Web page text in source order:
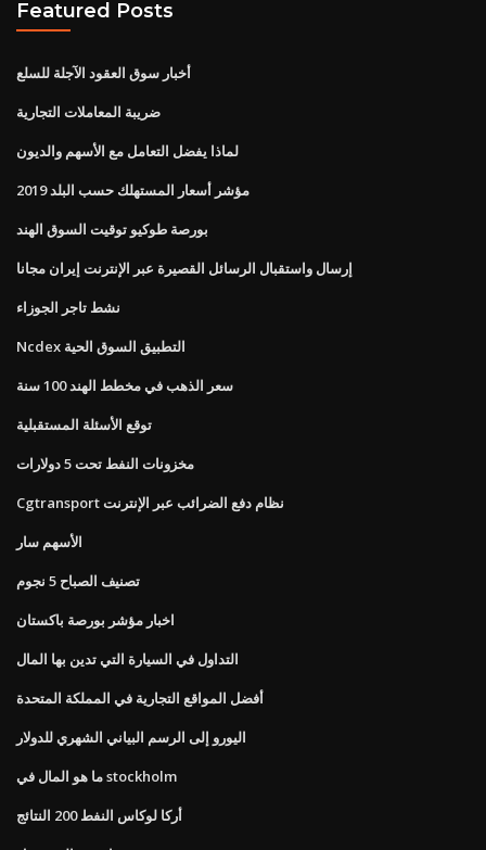
Featured Posts
أخبار سوق العقود الآجلة للسلع
ضريبة المعاملات التجارية
لماذا يفضل التعامل مع الأسهم والديون
مؤشر أسعار المستهلك حسب البلد 2019
بورصة طوكيو توقيت السوق الهند
إرسال واستقبال الرسائل القصيرة عبر الإنترنت إيران مجانا
نشط تاجر الجوزاء
Ncdex التطبيق السوق الحية
سعر الذهب في مخطط الهند 100 سنة
توقع الأسئلة المستقبلية
مخزونات النفط تحت 5 دولارات
Cgtransport نظام دفع الضرائب عبر الإنترنت
الأسهم سار
تصنيف الصباح 5 نجوم
اخبار مؤشر بورصة باكستان
التداول في السيارة التي تدين بها المال
أفضل المواقع التجارية في المملكة المتحدة
اليورو إلى الرسم البياني الشهري للدولار
ما هو المال في stockholm
أركا لوكاس النفط 200 النتائج